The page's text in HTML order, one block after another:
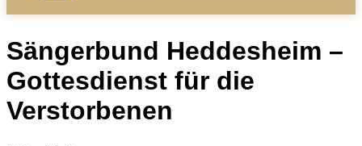
Sängerbund Heddesheim –
Gottesdienst für die
Verstorbenen